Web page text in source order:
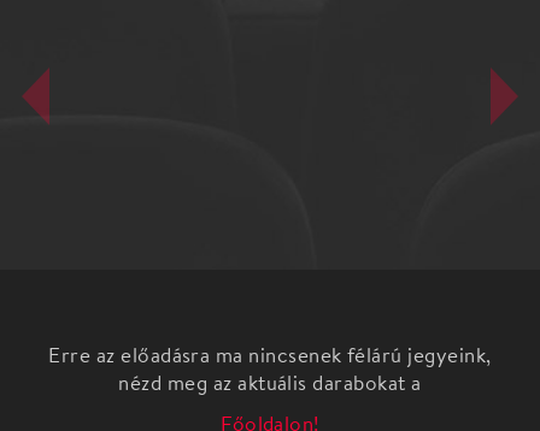
A korai menyegző egy, a Csiky Gergely Színház